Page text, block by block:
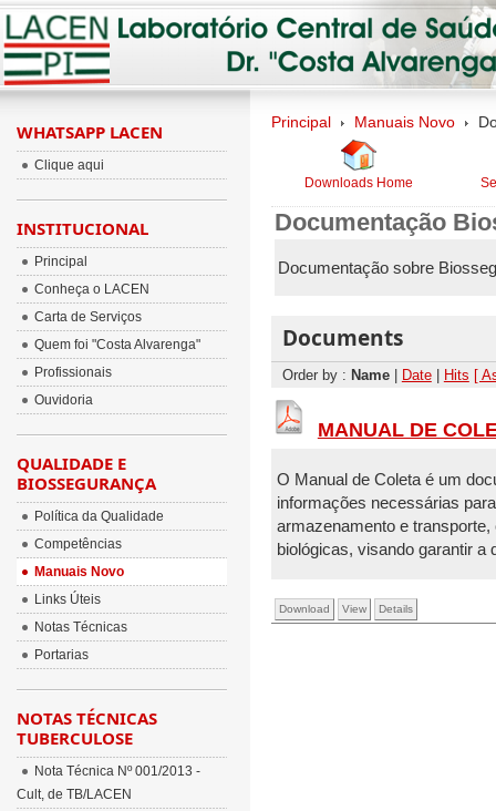
Principal Manuais Novo
Downloads Home
Documentação
Documentação sobre
Documents
Order by : Name Date| Hits [
MANUAL DE
O Manual de Coleta é um
informações necessárias
armazenamento e
biológicas, visando garantir a
Download View Details
WHATSAPP LACEN
Clique aqui
INSTITUCIONAL
Principal
Conheça o LACEN
Carta de Serviços
Quem foi "Costa Alvarenga"
Profissionais
Ouvidoria
QUALIDADE E
BIOSSEGURANÇA
Política da Qualidade
Competências
Manuais Novo
Links Úteis
Notas Técnicas
Portarias
NOTAS TÉCNICAS
TUBERCULOSE
Nota Técnica Nº 001/2013 -
Cult, de TB/LACEN